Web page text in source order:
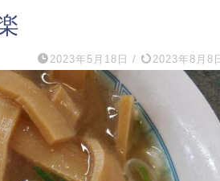
2023年5月18日 / 2023年8月8